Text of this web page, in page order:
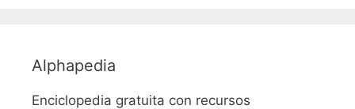
Alphapedia
Enciclopedia gratuita con recursos